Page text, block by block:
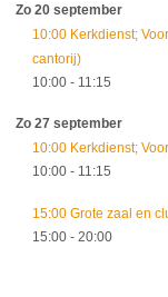
Zo 20 september
10:00 Kerkdienst;
cantorij)
10:00 - 11:15
Zo 27 september
10:00 Kerkdienst;
10:00 - 11:15
15:00 Grote zaal en
15:00 - 20:00